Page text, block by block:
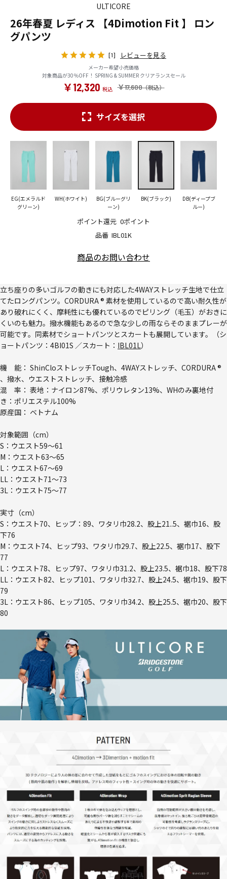
ULTICORE
26年春夏 レディス 【4Dimotion Fit 】 ロン
グパンツ
[1] レビューを見る
メーカー希望小売価格
対象商品が30％OFF！ SPRING & SUMMER クリアランスセール
￥17,600
￥12,320
品番 IBL01K
ポイント還元 0ポイント
サイズを選択
EG(エメラルド
グリーン)
WH(ホワイト)
BG(ブルーグリ
ーン)
BK(ブラック)
DB(ディープブ
ルー)
商品のお問い合わせ
立ち座りの多いゴルフの動きにも対応した4WAYストレッチ生地で仕立
てたロングパンツ。CORDURA ® 素材を使用しているので高い耐久性が
あり破れにくく、摩耗性にも優れているのでピリング（毛玉）がおきに
くいのも魅力。撥水機能もあるので急な少しの雨ならそのままプレーが
可能です。同素材でショートパンツとスカートも展開しています。（シ
ョートパンツ： 4BI01S ／スカート： IBL01L）
機 能： ShinCloストレッチTough、4WAYストレッチ、CORDURA ®
、撥水、ウエストストレッチ、接触冷感
混 率： 表地：ナイロン87%、ポリウレタン13%、WHのみ裏地付
き：ポリエステル100%
原産国： ベトナム
対象範囲（cm）
S：ウエスト59～61
M：ウエスト63～65
L：ウエスト67～69
LL：ウエスト71～73
3L：ウエスト75～77
実寸（cm）
S：ウエスト70、ヒップ：89、ワタリ巾28.2、股上21..5、裾巾16、股
下76
M：ウエスト74、ヒップ93、ワタリ巾29.7、股上22.5、裾巾17、股下
77
L：ウエスト78、ヒップ97、ワタリ巾31.2、股上23.5、裾巾18、股下78
LL：ウエスト82、ヒップ101、ワタリ巾32.7、股上24.5、裾巾19、股下
79
3L：ウエスト86、ヒップ105、ワタリ巾34.2、股上25.5、裾巾20、股下
80